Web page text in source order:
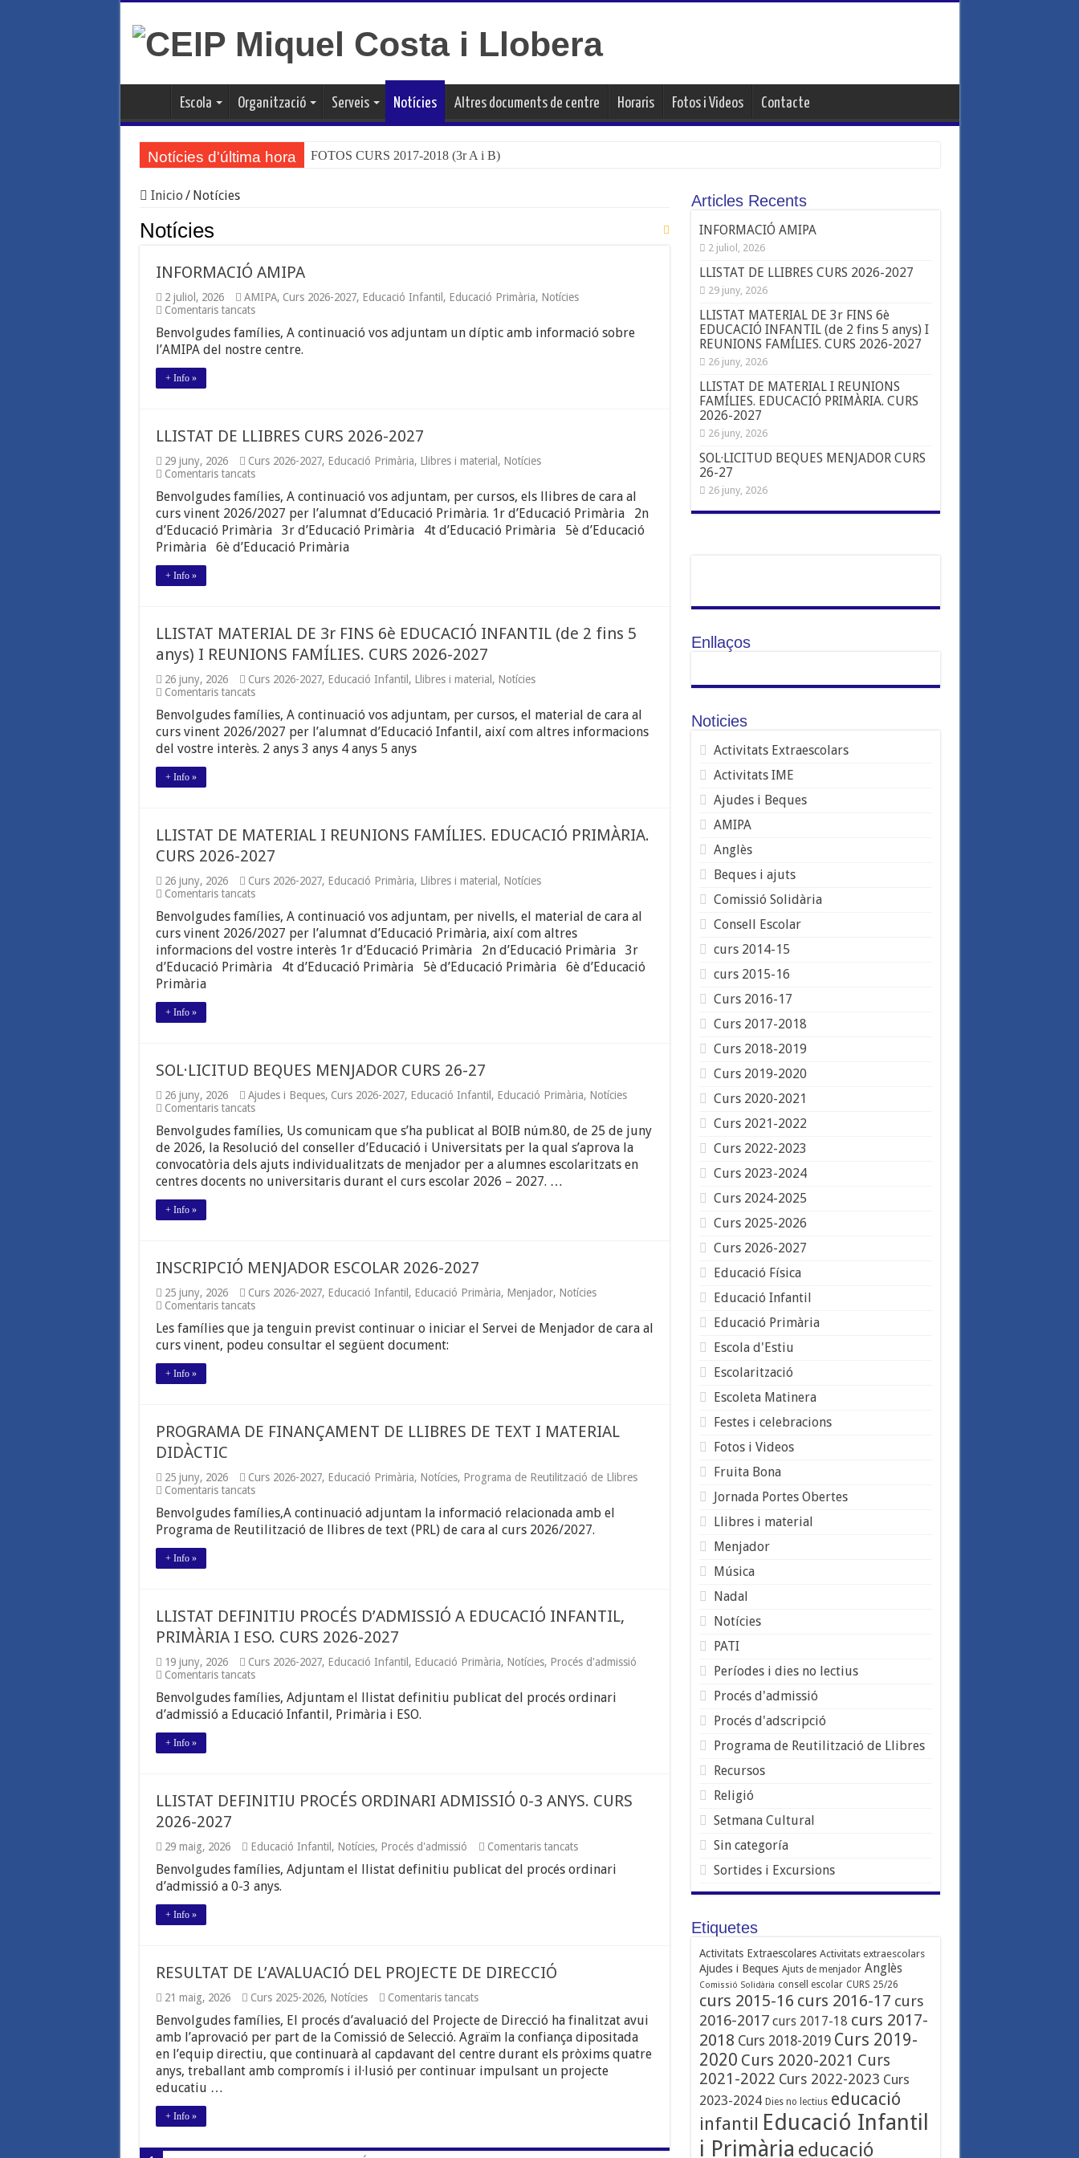
Escola Organització Serveis Notícies Altres documents de centre Horaris Fotos i Videos Contacte
Notícies d'última hora FOTOS CURS 2017-2018 (3r A i B)
Inicio / Notícies
Notícies
INFORMACIÓ AMIPA
2 juliol, 2026 AMIPA, Curs 2026-2027, Educació Infantil , Educació Primària, Notícies
Comentaris tancatsa
AMIPA
Benvolgudes famílies, A continuació vos adjuntam un díptic amb informació sobre
l’AMIPA del nostre centre.
+ Info »
LLISTAT DE LLIBRES CURS 2026-2027
29 juny, 2026 Curs 2026-2027, Educació Primària, Llibres i material , Notícies
Comentaris tancatsa
DE
LLIBRES
CURS
2026-
2027
Benvolgudes famílies, A continuació vos adjuntam, per cursos, els llibres de cara al
curs vinent 2026/2027 per l’alumnat d’Educació Primària. 1r d’Educació Primària 2n
d’Educació Primària 3r d’Educació Primària 4t d’Educació Primària 5è d’Educació
Primària 6è d’Educació Primària
+ Info »
LLISTAT MATERIAL DE 3r FINS 6è EDUCACIÓ INFANTIL (de 2 fins 5
anys) I REUNIONS FAMÍLIES. CURS 2026-2027
26 juny, 2026 Curs 2026-2027, Educació Infantil , Llibres i material , Notícies
Comentaris tancatsa
MATERIAL
DE
3r
FINS
fins
anys)
REUNIONS
FAMÍLIES.
CURS
2026-
2027
Benvolgudes famílies, A continuació vos adjuntam, per cursos, el material de cara al
curs vinent 2026/2027 per l’alumnat d’Educació Infantil, així com altres informacions
del vostre interès. 2 anys 3 anys 4 anys 5 anys
+ Info »
LLISTAT DE MATERIAL I REUNIONS FAMÍLIES. EDUCACIÓ PRIMÀRIA.
CURS 2026-2027
26 juny, 2026 Curs 2026-2027, Educació Primària, Llibres i material , Notícies
Comentaris tancatsa
DE
MATERIAL
I
REUNIONS
FAMÍLIES.
Benvolgudes famílies, A continuació vos adjuntam, per nivells, el material de cara al
curs vinent 2026/2027 per l’alumnat d’Educació Primària, així com altres
informacions del vostre interès 1r d’Educació Primària 2n d’Educació Primària 3r
d’Educació Primària 4t d’Educació Primària 5è d’Educació Primària 6è d’Educació
Primària
+ Info »
SOL·LICITUD BEQUES MENJADOR CURS 26-27
26 juny, 2026 Ajudes i Beques, Curs 2026-2027, Educació Infantil , Educació Primària, Notícies
Comentaris tancatsa
BEQUES
MENJADOR
CURS
26-
27
Benvolgudes famílies, Us comunicam que s’ha publicat al BOIB núm.80, de 25 de juny
de 2026, la Resolució del conseller d’Educació i Universitats per la qual s’aprova la
convocatòria dels ajuts individualitzats de menjador per a alumnes escolaritzats en
centres docents no universitaris durant el curs escolar 2026 – 2027. …
+ Info »
INSCRIPCIÓ MENJADOR ESCOLAR 2026-2027
25 juny, 2026 Curs 2026-2027, Educació Infantil , Educació Primària, Menjador, Notícies
Comentaris tancatsa
MENJADOR
ESCOLAR
Les famílies que ja tenguin previst continuar o iniciar el Servei de Menjador de cara al
curs vinent, podeu consultar el següent document:
+ Info »
PROGRAMA DE FINANÇAMENT DE LLIBRES DE TEXT I MATERIAL
DIDÀCTIC
25 juny, 2026 Curs 2026-2027, Educació Primària, Notícies, Programa de Reutilització de Llibres
Comentaris tancatsa
DE
FINANÇAMENT
DIDÀCTIC
Benvolgudes famílies,A continuació adjuntam la informació relacionada amb el
Programa de Reutilització de llibres de text (PRL) de cara al curs 2026/2027.
+ Info »
LLISTAT DEFINITIU PROCÉS D’ADMISSIÓ A EDUCACIÓ INFANTIL,
PRIMÀRIA I ESO. CURS 2026-2027
19 juny, 2026 Curs 2026-2027, Educació Infantil , Educació Primària, Notícies, Procés d'admissió
Comentaris tancatsa
DEFINITIU
PROCÉS
ESO.
2027
Benvolgudes famílies, Adjuntam el llistat definitiu publicat del procés ordinari
d’admissió a Educació Infantil, Primària i ESO.
+ Info »
LLISTAT DEFINITIU PROCÉS ORDINARI ADMISSIÓ 0-3 ANYS. CURS
2026-2027
29 maig, 2026 Educació Infantil , Notícies, Procés d'admissió Comentaris tancatsa
DEFINITIU
Benvolgudes famílies, Adjuntam el llistat definitiu publicat del procés ordinari
d’admissió a 0-3 anys.
+ Info »
RESULTAT DE L’AVALUACIÓ DEL PROJECTE DE DIRECCIÓ
21 maig, 2026 Curs 2025-2026, Notícies Comentaris tancatsa
DE
L’AVALUACIÓ
DEL
PROJECTE
DE
Benvolgudes famílies, El procés d’avaluació del Projecte de Direcció ha finalitzat avui
amb l’aprovació per part de la Comissió de Selecció. Agraïm la confiança dipositada
en l’equip directiu, que continuarà al capdavant del centre durant els pròxims quatre
anys, treballant amb compromís i il·lusió per continuar impulsant un projecte
educatiu …
+ Info »
Articles Recents
INFORMACIÓ AMIPA
2 juliol, 2026
LLISTAT DE LLIBRES CURS 2026-2027
29 juny, 2026
LLISTAT MATERIAL DE 3r FINS 6è
EDUCACIÓ INFANTIL (de 2 fins 5 anys) I
REUNIONS FAMÍLIES. CURS 2026-2027
26 juny, 2026
LLISTAT DE MATERIAL I REUNIONS
FAMÍLIES. EDUCACIÓ PRIMÀRIA. CURS
2026-2027
26 juny, 2026
SOL·LICITUD BEQUES MENJADOR CURS
26-27
26 juny, 2026
Enllaços
Noticies
Activitats Extraescolars
Activitats IME
Ajudes i Beques
AMIPA
Anglès
Beques i ajuts
Comissió Solidària
Consell Escolar
curs 2014-15
curs 2015-16
Curs 2016-17
Curs 2017-2018
Curs 2018-2019
Curs 2019-2020
Curs 2020-2021
Curs 2021-2022
Curs 2022-2023
Curs 2023-2024
Curs 2024-2025
Curs 2025-2026
Curs 2026-2027
Educació Física
Educació Infantil
Educació Primària
Escola d'Estiu
Escolarització
Escoleta Matinera
Festes i celebracions
Fotos i Videos
Fruita Bona
Jornada Portes Obertes
Llibres i material
Menjador
Música
Nadal
Notícies
PATI
Períodes i dies no lectius
Procés d'admissió
Procés d'adscripció
Programa de Reutilització de Llibres
Recursos
Religió
Setmana Cultural
Sin categoría
Sortides i Excursions
Etiquetes
Activitats Extraescolares Activitats extraescolars
Ajudes i Beques Ajuts de menjador Anglès
Comissió Solidària consell escolar CURS 25/26
curs 2015-16 curs 2016-17 curs
2016-2017 curs 2017-18 curs 2017-
2018 Curs 2018-2019 Curs 2019-
2020 Curs 2020-2021 Curs
2021-2022 Curs 2022-2023 Curs
2023-2024 Dies no lectius educació
infantil Educació Infantil
i Primària educació